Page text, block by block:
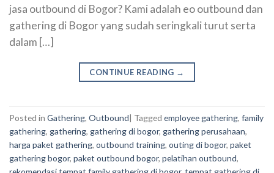
jasa outbound di Bogor? Kami adalah eo outbound dan
gathering di Bogor yang sudah seringkali turut serta
dalam […]
CONTINUE READING →
Posted in Gathering, Outbound| Tagged employee gathering, family
gathering, gathering, gathering di bogor, gathering perusahaan,
harga paket gathering, outbound training, outing di bogor, paket
gathering bogor, paket outbound bogor, pelatihan outbound,